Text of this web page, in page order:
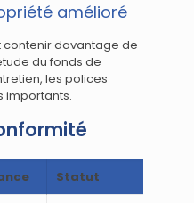
amélioré
contenir davantage de
du fonds de
les polices
importants.
Statut